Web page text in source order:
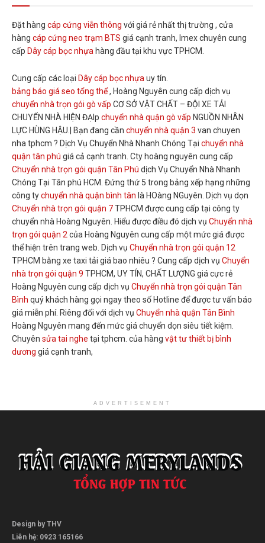
Đặt hàng cáp cứng viễn thông với giá rẻ nhất thị trường , cửa
hàng cáp cứng neo trạm BTS giá cạnh tranh, Imex chuyên cung
cấp Dây cáp bọc nhựa hàng đầu tại khu vực TPHCM.
Cung cấp các loại Dây cáp bọc nhựa uy tín.
bảng báo giá seo tổng thể, Hoàng Nguyên cung cấp dịch vụ
chuyển nhà trọn gói gò vấp CƠ SỞ VẬT CHẤT – ĐỘI XE TẢI
CHUYỂN NHÀ HIỆN ĐẠIp chuyển nhà quận gò vấp NGUỒN NHÂN
LỰC HÙNG HẬU.| Bạn đang cần chuyển nhà quận 3 van chuyen
nha tphcm ? Dịch Vụ Chuyển Nhà Nhanh Chóng Tại chuyển nhà
quận tân phú giá cả cạnh tranh. Cty hoàng nguyên cung cấp
Chuyển nhà trọn gói quận Tân Phú dịch Vụ Chuyển Nhà Nhanh
Chóng Tại Tân phú HCM. Đứng thứ 5 trong bảng xếp hạng những
công tychuyển nhà quận bình tân là HOàng NGuyên. Dịch vụ dọn
Chuyển nhà trọn gói quận 7TPHCM được cung cấp tại công ty
chuyển nhà Hoàng Nguyên. Hiểu được điều đó dịch vụ Chuyển nhà
trọn gói quận 2 của Hoàng Nguyên cung cấp một mức giá được
thể hiện trên trang web. Dịch vụ Chuyển nhà trọn gói quận 12
TPHCM bằng xe taxi tải giá bao nhiêu ? Cung cấp dịch vụ Chuyển
nhà trọn gói quận 9 TPHCM, UY TÍN, CHẤT LƯỢNG giá cực rẻ
Hoàng Nguyên cung cấp dịch vụ Chuyển nhà trọn gói quận Tân
Bình quý khách hàng gọi ngay theo số Hotline để được tư vấn báo
giá miễn phí. Riêng đối với dịch vụ Chuyển nhà quận Tân Bình
Hoàng Nguyên mang đến mức giá chuyển dọn siêu tiết kiệm.
Chuyên sửa tai nghe tại tphcm. của hàng vật tư thiết bị bình
dương giá cạnh tranh,
ADVERTISEMENT
Design by THV
Liên hệ: 0923 165166